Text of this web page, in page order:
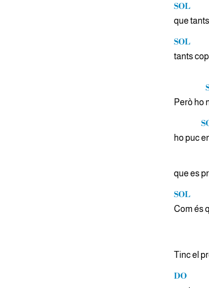
SOL
que
SOL
tants
Però ho
ho puc
que es
SOL
Com és
Tinc el
DO